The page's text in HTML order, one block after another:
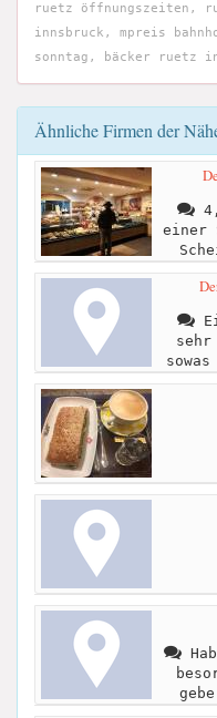
ruetz öffnungszeiten,
innsbruck, mpreis
sonntag, bäcker ruetz
Ähnliche Firmen der
einer